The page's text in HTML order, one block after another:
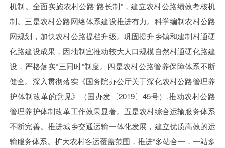
机制。全面实施农村公路“路长制”，建立农村公路绩效考核机
制。三是农村公路网络体系建设推进有力。科学编制农村公路
网规划，加快农村公路提档升级。巩固提升乡镇和建制村通硬
化路建设成果，因地制宜推动较大人口规模自然村通硬化路建
设，严格落实“三同时”制度。四是农村公路管养保障体系不断
健全。深入贯彻落实《国务院办公厅关于深化农村公路管理养
护体制改革的意见》（国办发〔2019〕45号）,推动农村公路
管理养护体制改革工作效果显著。五是农村综合运输服务体系
不断完善。推进城乡交通运输一体化发展，建立优质高效的运
输服务体系。扩大农村客运覆盖范围，推进“多站合一，一站多